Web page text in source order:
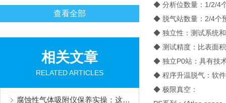
查看全部
相关文章
RELATED ARTICLES
腐蚀性气体吸附仪保养实操：这些细节，决定设备寿命长短
◆ 分析位数量：1/2/4
◆ 脱气站数量：2/4个
◆ 独立性：测试系统
◆ 测试精度：比表面
◆ 独立P0站：具有技
◆ 程序升温脱气：软
◆ 极限真空：